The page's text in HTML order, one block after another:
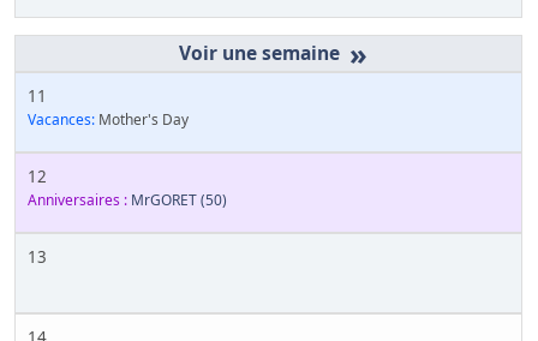
»
11
Vacances: Mother's Day
12
Anniversaires : MrGORET(50)
13